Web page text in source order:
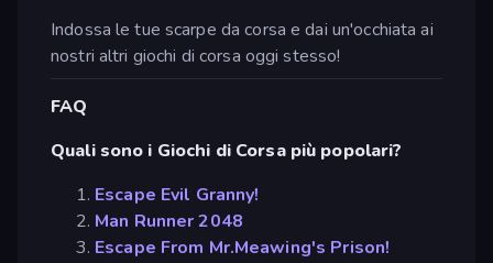
Indossa le tue scarpe da corsa e dai un'occhiata ai
nostri altri giochi di corsa oggi stesso!
FAQ
Quali sono i Giochi di Corsa più popolari?
Escape Evil Granny!
Man Runner 2048
Escape From Mr.Meawing's Prison!